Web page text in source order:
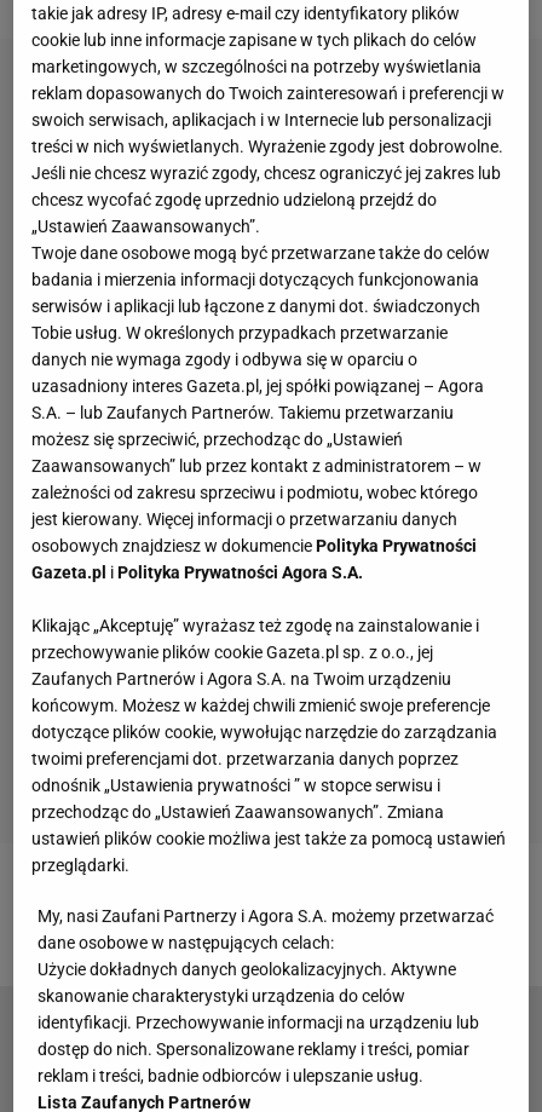
"Wstaje o 5:30 i robi trzy treningi dziennie"
Hajto zaskoczył! Na takich warunkach będzie
walczył z Wawrzyniakiem
takie jak adresy IP, adresy e-mail czy identyfikatory plików
cookie lub inne informacje zapisane w tych plikach do celów
marketingowych, w szczególności na potrzeby wyświetlania
reklam dopasowanych do Twoich zainteresowań i preferencji w
swoich serwisach, aplikacjach i w Internecie lub personalizacji
treści w nich wyświetlanych. Wyrażenie zgody jest dobrowolne.
Jeśli nie chcesz wyrazić zgody, chcesz ograniczyć jej zakres lub
chcesz wycofać zgodę uprzednio udzieloną przejdź do
„Ustawień Zaawansowanych”.
Twoje dane osobowe mogą być przetwarzane także do celów
badania i mierzenia informacji dotyczących funkcjonowania
serwisów i aplikacji lub łączone z danymi dot. świadczonych
Tobie usług. W określonych przypadkach przetwarzanie
danych nie wymaga zgody i odbywa się w oparciu o
uzasadniony interes Gazeta.pl, jej spółki powiązanej – Agora
S.A. – lub Zaufanych Partnerów. Takiemu przetwarzaniu
możesz się sprzeciwić, przechodząc do „Ustawień
Zaawansowanych” lub przez kontakt z administratorem – w
zależności od zakresu sprzeciwu i podmiotu, wobec którego
jest kierowany. Więcej informacji o przetwarzaniu danych
osobowych znajdziesz w dokumenciePolityka Prywatności
Gazeta.pl iPolityka Prywatności Agora S.A.
Klikając „Akceptuję” wyrażasz też zgodę na zainstalowanie i
przechowywanie plików cookie Gazeta.pl sp. z o.o., jej
Zaufanych Partnerów i Agora S.A. na Twoim urządzeniu
końcowym. Możesz w każdej chwili zmienić swoje preferencje
dotyczące plików cookie, wywołując narzędzie do zarządzania
twoimi preferencjami dot. przetwarzania danych poprzez
odnośnik „Ustawienia prywatności ” w stopce serwisu i
przechodząc do „Ustawień Zaawansowanych”. Zmiana
ustawień plików cookie możliwa jest także za pomocą ustawień
przeglądarki.
My, nasi Zaufani Partnerzy i Agora S.A. możemy przetwarzać
dane osobowe w następujących celach:
Użycie dokładnych danych geolokalizacyjnych. Aktywne
skanowanie charakterystyki urządzenia do celów
identyfikacji. Przechowywanie informacji na urządzeniu lub
dostęp do nich. Spersonalizowane reklamy i treści, pomiar
reklam i treści, badnie odbiorców i ulepszanie usług.
Lista Zaufanych Partnerów